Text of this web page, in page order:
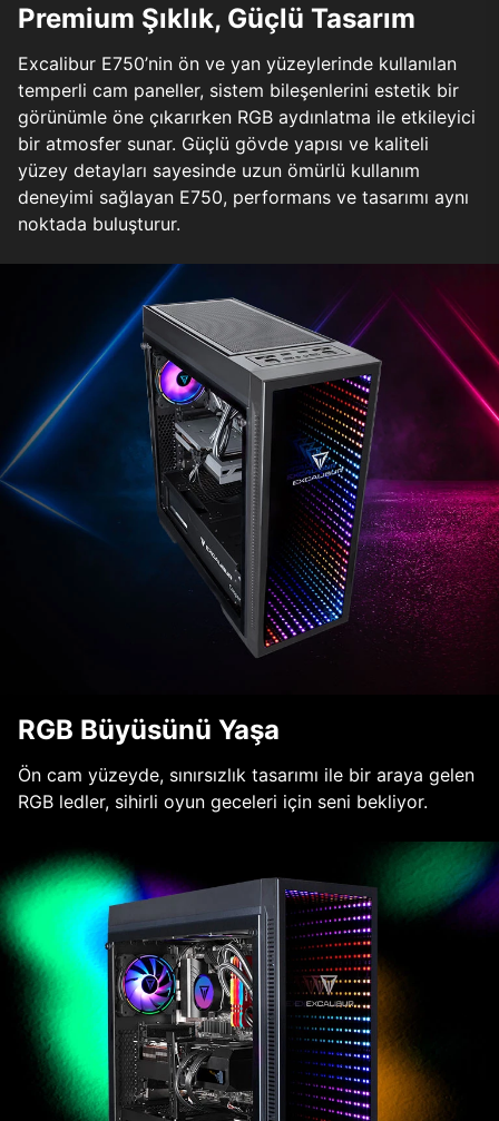
Premium Şıklık, Güçlü Tasarım
Excalibur E750’nin ön ve yan yüzeylerinde kullanılan
temperli cam paneller, sistem bileşenlerini estetik bir
görünümle öne çıkarırken RGB aydınlatma ile etkileyici
bir atmosfer sunar. Güçlü gövde yapısı ve kaliteli
yüzey detayları sayesinde uzun ömürlü kullanım
deneyimi sağlayan E750, performans ve tasarımı aynı
noktada buluşturur.
RGB Büyüsünü Yaşa
Ön cam yüzeyde, sınırsızlık tasarımı ile bir araya gelen
RGB ledler, sihirli oyun geceleri için seni bekliyor.